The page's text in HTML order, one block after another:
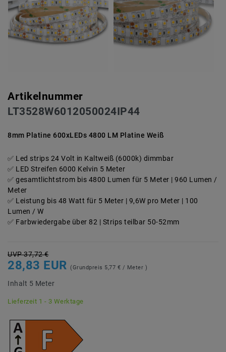
Artikelnummer
LT3528W6012050024IP44
8mm Platine 600xLEDs 4800 LM Platine Weiß
Led strips 24 Volt in Kaltweiß (6000k) dimmbar
LED Streifen 6000 Kelvin 5 Meter
gesamtlichtstrom bis 4800 Lumen für 5 Meter | 960 Lumen /
Meter
Leistung bis 48 Watt für 5 Meter | 9,6W pro Meter | 100
Lumen / W
Farbwiedergabe über 82 | Strips teilbar 50-52mm
UVP 37,72 €
28,83 EUR (Grundpreis 5,77 € / Meter )
Inhalt 5 Meter
Lieferzeit 1 - 3 Werktage